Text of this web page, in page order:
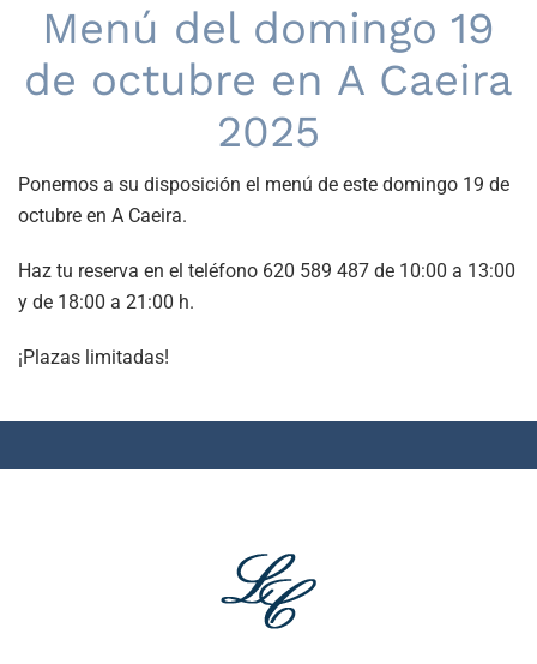
Menú del domingo 19
de octubre en A Caeira
2025
Ponemos a su disposición el menú de este domingo 19 de
octubre en A Caeira.
Haz tu reserva en el teléfono 620 589 487 de 10:00 a 13:00
y de 18:00 a 21:00 h.
¡Plazas limitadas!